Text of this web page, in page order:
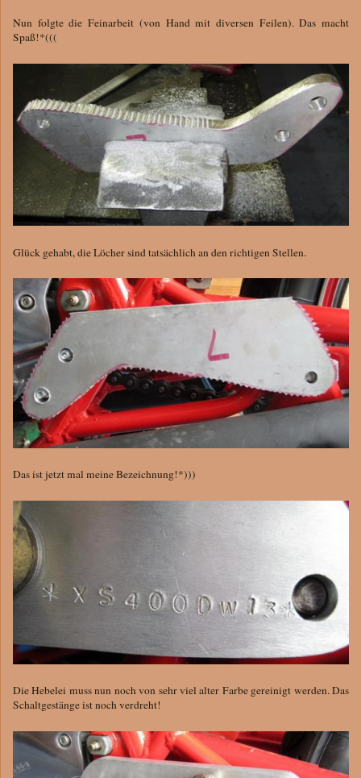
Nun folgte die Feinarbeit (von Hand mit diversen Feilen). Das macht
Spaß!*(((
Glück gehabt, die Löcher sind tatsächlich an den richtigen Stellen.
Das ist jetzt mal meine Bezeichnung!*)))
Die Hebelei muss nun noch von sehr viel alter Farbe gereinigt werden. Das
Schaltgestänge ist noch verdreht!